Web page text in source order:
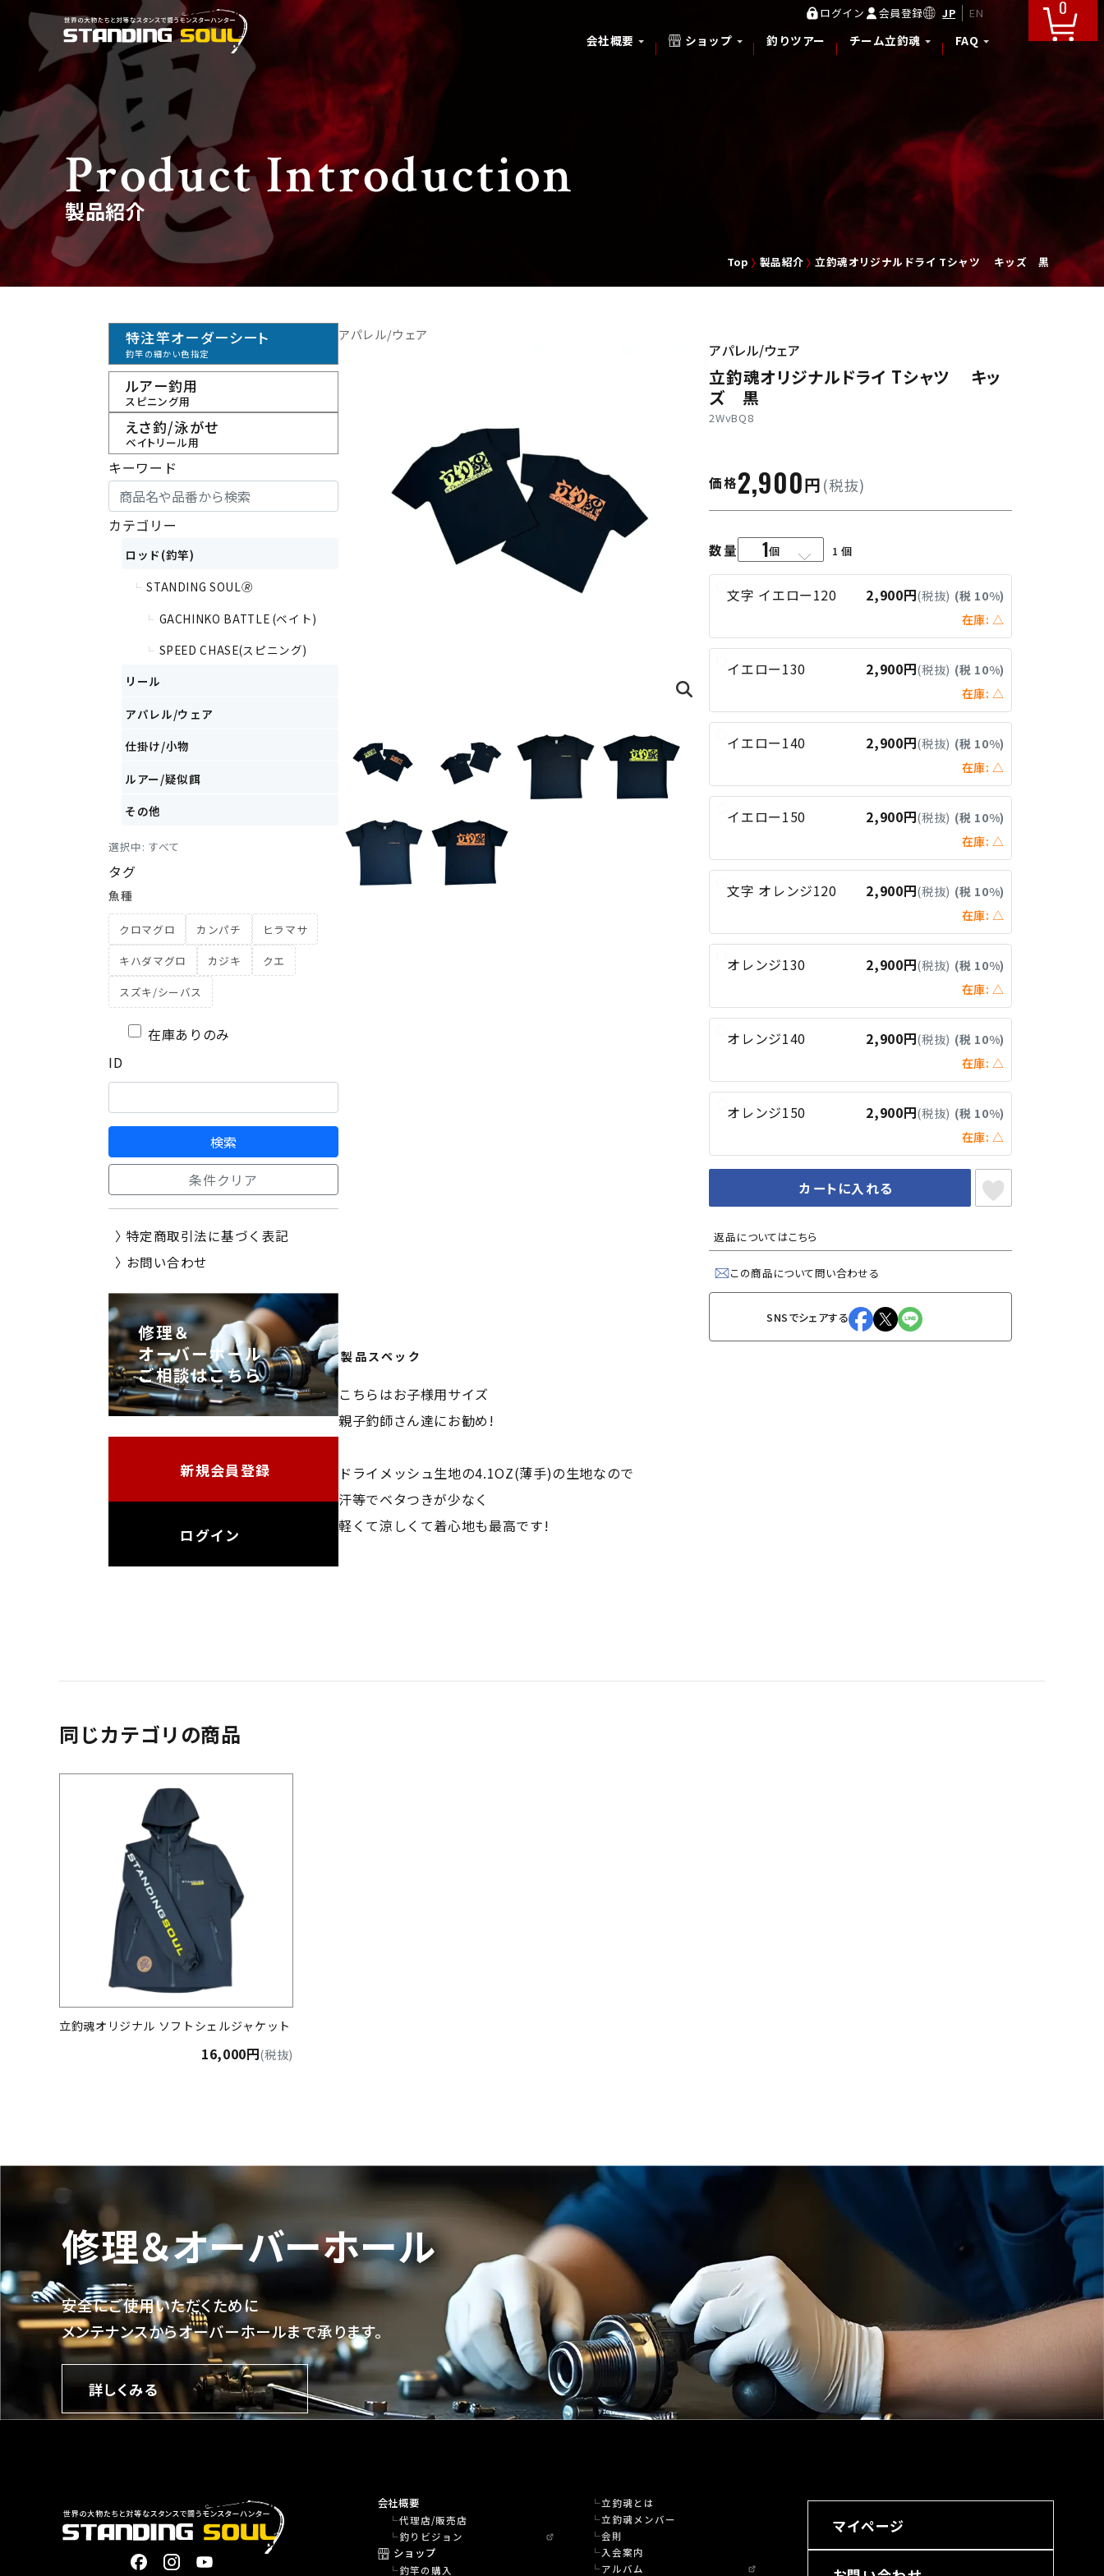
ログイン 会員登録 JP EN
会社概要 ショップ 釣りツアー チーム立釣魂 FAQ
0
Product Introduction
製品紹介
Top 製品紹介 立釣魂オリジナルドライ Tシャツ キッズ 黒
アパレル/ウェア
アパレル/ウェア
立釣魂オリジナルドライ Tシャツ キッ
ズ 黒
2WvBQ8
価格2,900円 (税抜)
数量 1個
文字 イエロー120 2,900円(税抜) (税 10%)
在庫: △
イエロー130 2,900円(税抜) (税 10%)
在庫: △
イエロー140 2,900円(税抜) (税 10%)
在庫: △
イエロー150 2,900円(税抜) (税 10%)
在庫: △
文字 オレンジ120 2,900円(税抜) (税 10%)
在庫: △
オレンジ130 2,900円(税抜) (税 10%)
在庫: △
オレンジ140 2,900円(税抜) (税 10%)
在庫: △
オレンジ150 2,900円(税抜) (税 10%)
在庫: △
カートに入れる
返品についてはこちら
この商品について問い合わせる
SNSでシェアする
製品スペック
こちらはお子様用サイズ
親子釣師さん達にお勧め!
ドライメッシュ生地の4.1OZ(薄手)の生地なので
汗等でベタつきが少なく
軽くて涼しくて着心地も最高です!
特注竿オーダーシート
釣竿の細かい色指定
ルアー釣用
スピニング用
えさ釣/泳がせ
ベイトリール用
キーワード
カテゴリー
ロッド(釣竿)
└ STANDING SOUL🄬
└ GACHINKO BATTLE (ベイト)
└ SPEED CHASE(スピニング)
リール
アパレル/ウェア
仕掛け/小物
ルアー/疑似餌
その他
選択中: すべて
タグ
魚種
クロマグロ カンパチ ヒラマサ
キハダマグロ カジキ クエ
スズキ/シーバス
在庫ありのみ
ID
検索
条件クリア
特定商取引法に基づく表記
お問い合わせ
修理＆
オーバーホール
ご相談はこちら
新規会員登録
ログイン
同じカテゴリの商品
立釣魂オリジナル ソフトシェルジャケット
16,000円(税抜)
修理＆オーバーホール
安全にご使用いただくために
メンテナンスからオーバーホールまで承ります。
詳しくみる
会社概要
代理店/販売店
釣りビジョン
ショップ
釣竿の購入
立釣魂とは
立釣魂メンバー
会則
入会案内
アルバム
マイページ